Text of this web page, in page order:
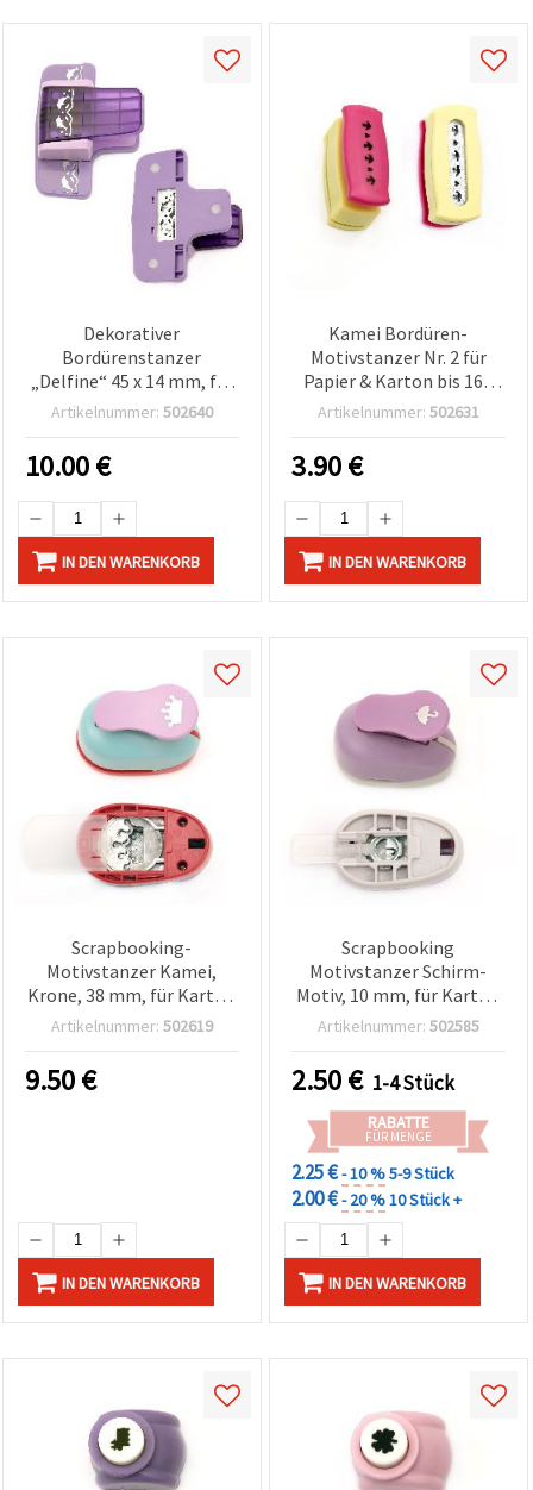
Dekorativer
Bordürenstanzer
„Delfine“ 45 x 14 mm, für
Karton bis 160 g/m² –
Artikelnummer: 502640
10.00€
IN DEN WARENKORB
Kamei Bordüren-
Motivstanzer Nr. 2 für
Papier & Karton bis 160
g/m² – Vögel & Herzen
Artikelnummer: 502631
3.90€
IN DEN WARENKORB
Scrapbooking-
Motivstanzer Kamei,
Krone, 38 mm, für Karton
& Moosgummi
Artikelnummer: 502619
9.50€
IN DEN WARENKORB
Scrapbooking
Motivstanzer Schirm-
Motiv, 10 mm, für Karton
und EVA-Moosgummi
Artikelnummer: 502585
2.50€ 1-4 Stück
RABATTE
FÜR MENGE
2.25 €- 10 %5-9 Stück
2.00 €- 20 %10 Stück +
IN DEN WARENKORB